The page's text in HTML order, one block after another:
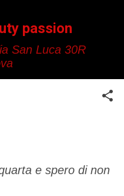
passion
San Luca 30R
e spero di non